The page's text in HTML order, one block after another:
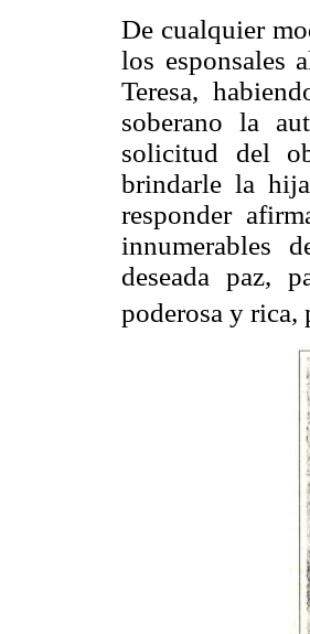
De cualquier
los esponsales
Teresa,
soberano la
solicitud del
brindarle la
responder
innumerables
deseada paz,
poderosa y rica,